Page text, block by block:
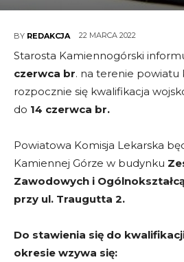
BY REDAKCJA 22 MARCA 2022
Starosta Kamiennogórski
czerwca br. na terenie
rozpocznie się kwalifikacja
do 14 czerwca br.
Powiatowa Komisja Lekarska
Kamiennej Górze w budynku
Zawodowych i
przy ul. Traugutta 2.
Do stawienia się do
okresie wzywa się: